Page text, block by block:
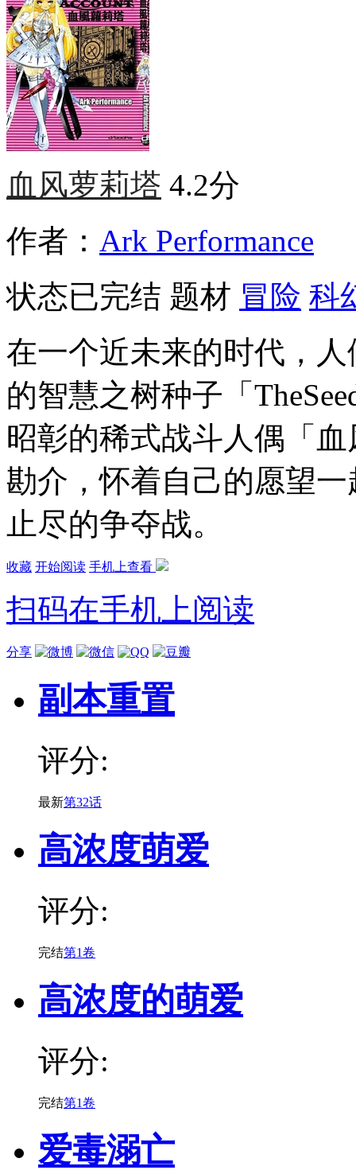
血风萝莉塔 4.2分
作者： Ark Performance
状态已完结 题材 冒险 科
在一个近未来的时代，
的智慧之树种子「
昭彰的稀式战斗人偶「
勘介，怀着自己的愿望
止尽的争夺战。
收藏 开始阅读 手机上查看
扫码在手机上阅读
分享
副本重置
评分:
最新第32话
高浓度萌爱
评分:
完结第1卷
高浓度的萌爱
评分:
完结第1卷
爱毒溺亡